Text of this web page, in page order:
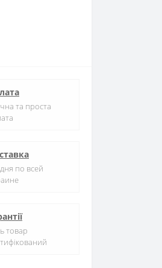
та проста
по всей
товар